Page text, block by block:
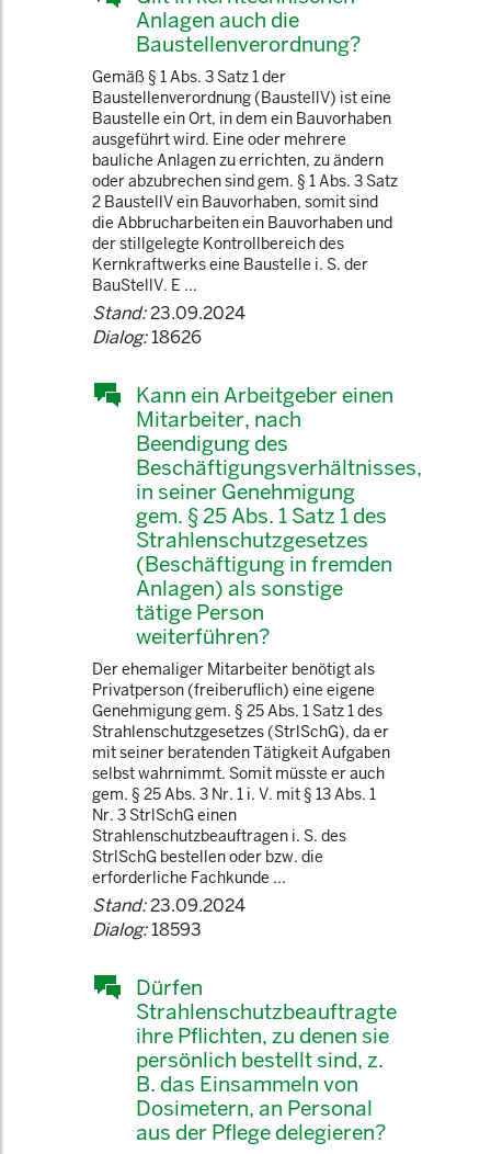
Anlagen auch die
Baustellenverordnung?
Gemäß § 1 Abs. 3 Satz 1 der
Baustellenverordnung (BaustellV) ist eine
Baustelle ein Ort, in dem ein Bauvorhaben
ausgeführt wird. Eine oder mehrere
bauliche Anlagen zu errichten, zu ändern
oder abzubrechen sind gem. § 1 Abs. 3 Satz
2 BaustellV ein Bauvorhaben, somit sind
die Abbrucharbeiten ein Bauvorhaben und
der stillgelegte Kontrollbereich des
Kernkraftwerks eine Baustelle i. S. der
BauStellV. E ...
Stand:23.09.2024
Dialog:18626
Kann ein Arbeitgeber einen
Mitarbeiter, nach
Beendigung des
Beschäftigungsverhältnisses,
in seiner Genehmigung
gem. § 25 Abs. 1 Satz 1 des
Strahlenschutzgesetzes
(Beschäftigung in fremden
Anlagen) als sonstige
tätige Person
weiterführen?
Der ehemaliger Mitarbeiter benötigt als
Privatperson (freiberuflich) eine eigene
Genehmigung gem. § 25 Abs. 1 Satz 1 des
Strahlenschutzgesetzes (StrlSchG), da er
mit seiner beratenden Tätigkeit Aufgaben
selbst wahrnimmt. Somit müsste er auch
gem. § 25 Abs. 3 Nr. 1 i. V. mit § 13 Abs. 1
Nr. 3 StrlSchG einen
Strahlenschutzbeauftragen i. S. des
StrlSchG bestellen oder bzw. die
erforderliche Fachkunde ...
Stand:23.09.2024
Dialog:18593
Dürfen
Strahlenschutzbeauftragte
ihre Pflichten, zu denen sie
persönlich bestellt sind, z.
B. das Einsammeln von
Dosimetern, an Personal
aus der Pflege delegieren?